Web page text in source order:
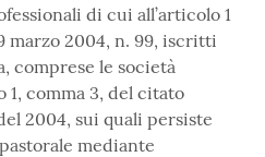
di cui all’articolo 1
marzo 2004, n. 99, iscritti
comprese le società
1, comma 3, del citato
2004, sui quali persiste
mediante